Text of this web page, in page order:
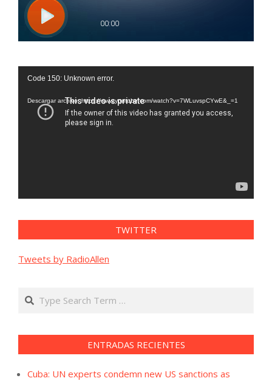
Reproductor
vídeo
Code 150: Unknown error.
Descargar archivo: https://www.youtube.com/watch?v=7WLuvspCYwE&_=1
TWITTER
Tweets by RadioAllen
Search
ENTRADAS RECIENTES
Cuba: UN experts condemn new US sanctions as